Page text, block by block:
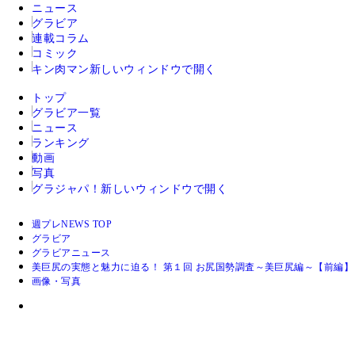
ニュース
グラビア
連載コラム
コミック
キン肉マン 新しいウィンドウで開く
トップ
グラビア一覧
ニュース
ランキング
動画
写真
グラジャパ！ 新しいウィンドウで開く
週プレNEWS TOP
グラビア
グラビアニュース
美巨尻の実態と魅力に迫る！ 第１回 お尻国勢調査～美巨尻編～【前編】
画像・写真